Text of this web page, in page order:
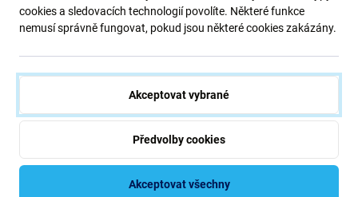
FixPremium - Silikonový
Řemínek pro Apple Watch (42,
152 Kč
FixPremium - Nylonový
Řemínek pro Apple Watch (42,
44, 45 a 49mm), červená
152 Kč
NA OBJEDNÁVKU
cookies a sledovacích technologií povolíte. Některé funkce
nemusí správně fungovat, pokud jsou některé cookies zakázány.
Akceptovat vybrané
Předvolby cookies
Akceptovat všechny